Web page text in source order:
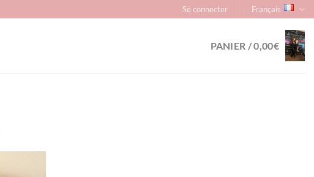
Se connecter Français
PANIER /0,00€